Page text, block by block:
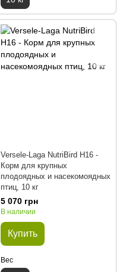
Versele-Laga NutriBird H16 -
Корм для крупных
плодоядных и насекомоядных
птиц, 10 кг
5 070 грн
В наличии
Купить
Вес